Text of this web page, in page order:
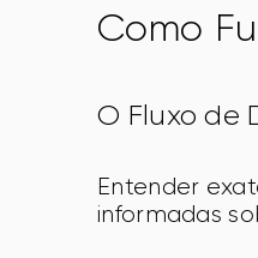
Como
O Fluxo de
Entender
informadas